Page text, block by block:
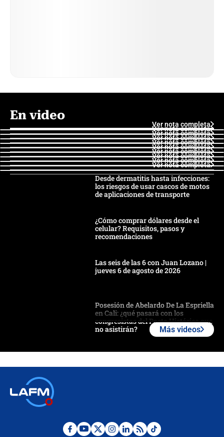
En video
Ver nota completa
Ver nota completa
Ver nota completa
Ver nota completa
Ver nota completa
Ver nota completa
Ver nota completa
Ver nota completa
Ver nota completa
Ver nota completa
Desde dermatitis hasta infecciones:
los riesgos de usar cascos de motos
de aplicaciones de transporte
¿Cómo comprar dólares desde el
celular? Requisitos, pasos y
recomendaciones
Las seis de las 6 con Juan Lozano |
jueves 6 de agosto de 2026
Posesión de Abelardo De La Espriella
en Cali: ¿qué pasará con los
congresistas del Pacto Histórico que
no asistirán?
crece el pulso por la elección del
¿Por qué De la Espriella gobernará
Más videos